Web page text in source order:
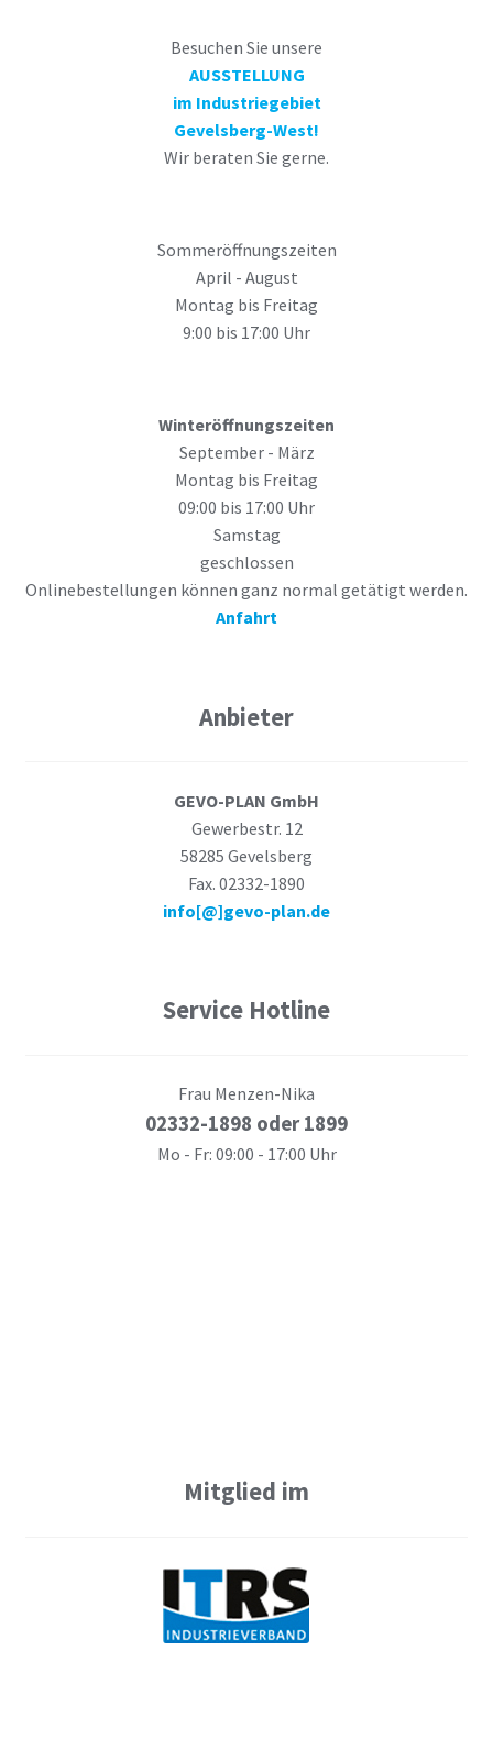
Besuchen Sie unsere
AUSSTELLUNG
im Industriegebiet
Gevelsberg-West!
Wir beraten Sie gerne.
Sommeröffnungszeiten
April - August
Montag bis Freitag
9:00 bis 17:00 Uhr
Winteröffnungszeiten
September - März
Montag bis Freitag
09:00 bis 17:00 Uhr
Samstag
geschlossen
Onlinebestellungen können ganz normal getätigt werden.
Anfahrt
Anbieter
GEVO-PLAN GmbH
Gewerbestr. 12
58285 Gevelsberg
Fax. 02332-1890
info[@]gevo-plan.de
Service Hotline
Frau Menzen-Nika
02332-1898 oder 1899
Mo - Fr: 09:00 - 17:00 Uhr
Mitglied im